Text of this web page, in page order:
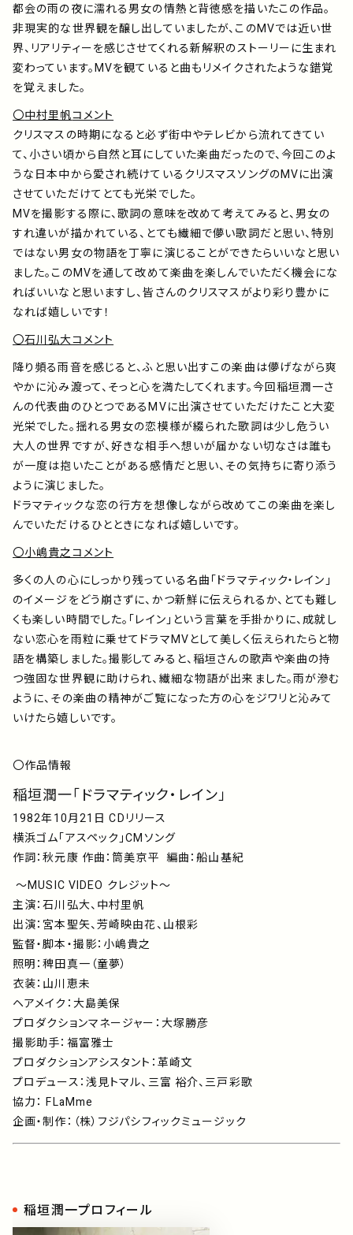
都会の雨の夜に濡れる男女の情熱と背徳感を描いたこの作品。
非現実的な世界観を醸し出していましたが、このMVでは近い世
界、リアリティーを感じさせてくれる新解釈のストーリーに生まれ
変わっています。MVを観ていると曲もリメイクされたような錯覚
を覚えました。
〇中村里帆コメント
クリスマスの時期になると必ず街中やテレビから流れてきてい
て、小さい頃から自然と耳にしていた楽曲だったので、今回このよ
うな日本中から愛され続けているクリスマスソングのMVに出演
させていただけてとても光栄でした。
MVを撮影する際に、歌詞の意味を改めて考えてみると、男女の
すれ違いが描かれている、とても繊細で儚い歌詞だと思い、特別
ではない男女の物語を丁寧に演じることができたらいいなと思い
ました。このMVを通して改めて楽曲を楽しんでいただく機会にな
ればいいなと思いますし、皆さんのクリスマスがより彩り豊かに
なれば嬉しいです！
〇石川弘大コメント
降り頻る雨音を感じると、ふと思い出すこの楽曲は儚げながら爽
やかに沁み渡って、そっと心を満たしてくれます。今回稲垣潤一さ
んの代表曲のひとつであるMVに出演させていただけたこと大変
光栄でした。揺れる男女の恋模様が綴られた歌詞は少し危うい
大人の世界ですが、好きな相手へ想いが届かない切なさは誰も
が一度は抱いたことがある感情だと思い、その気持ちに寄り添う
ように演じました。
ドラマティックな恋の行方を想像しながら改めてこの楽曲を楽し
んでいただけるひとときになれば嬉しいです。
〇小嶋貴之コメント
多くの人の心にしっかり残っている名曲「ドラマティック・レイン」
のイメージをどう崩さずに、かつ新鮮に伝えられるか、とても難し
くも楽しい時間でした。「レイン」という言葉を手掛かりに、成就し
ない恋心を雨粒に乗せてドラマMVとして美しく伝えられたらと物
語を構築しました。撮影してみると、稲垣さんの歌声や楽曲の持
つ強固な世界観に助けられ、繊細な物語が出来ました。雨が滲む
ように、その楽曲の精神がご覧になった方の心をジワリと沁みて
いけたら嬉しいです。
〇作品情報
稲垣潤一「ドラマティック・レイン」
1982年10月21日 CDリリース
横浜ゴム「アスペック」CMソング
作詞：秋元康 作曲：筒美京平 編曲：船山基紀
～MUSIC VIDEO クレジット～
主演：石川弘大、中村里帆
出演：宮本聖矢、芳崎映由花、山根彩
監督・脚本・撮影：小嶋貴之
照明：稗田真一（童夢）
衣装：山川恵未
ヘアメイク：大島美保
プロダクションマネージャー：大塚勝彦
撮影助手：福富雅士
プロダクションアシスタント：革崎文
プロデュース：浅見トマル、三富 裕介、三戸彩歌
協力： FLaMme
企画・制作：（株）フジパシフィックミュージック
稲垣潤一プロフィール